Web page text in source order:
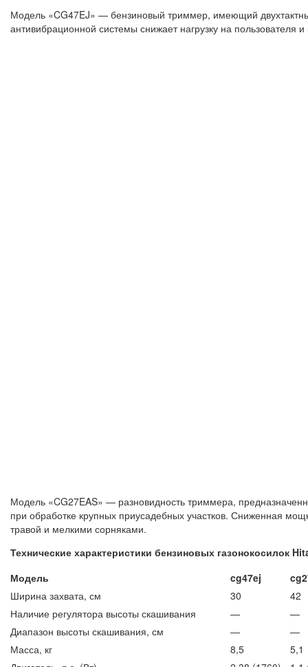
Модель «CG47EJ» — бензиновый триммер, имеющий
антивибрационной системы снижает нагрузку на пользователя
Модель «CG27EAS» — разновидность триммера,
при обработке крупных приусадебных участков. Сниженная
травой и мелкими сорняками.
Технические характеристики бензиновых газонокосилок
Модель
cg47ej
Ширина захвата, см
30
42
Наличие регулятора высоты скашивания
—
—
Диапазон высоты скашивания, см
—
—
Масса, кг
8,5
5,1